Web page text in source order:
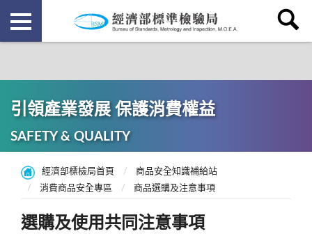
引領產業發展 保護消費權益
SAFETY & QUALITY
經濟部標檢局首頁
商品安全知識補給站
消費商品安全專區
商品選購及注意事項
選購及使用共同注意事項